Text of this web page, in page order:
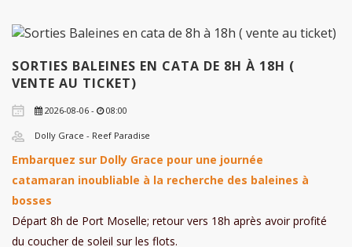
SORTIES BALEINES EN CATA DE 8H À 18H (
VENTE AU TICKET)
2026-08-06 - 08:00
Dolly Grace - Reef Paradise
Embarquez sur Dolly Grace pour une journée
catamaran inoubliable à la recherche des baleines à
bosses
Départ 8h de Port Moselle; retour vers 18h après avoir profité
du coucher de soleil sur les flots.